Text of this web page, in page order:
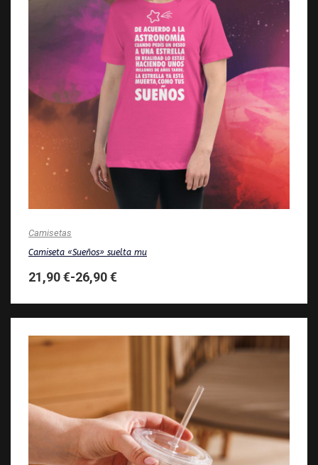
Camisetas
Camiseta «Sueños» suelta mu
21,90€-26,90€